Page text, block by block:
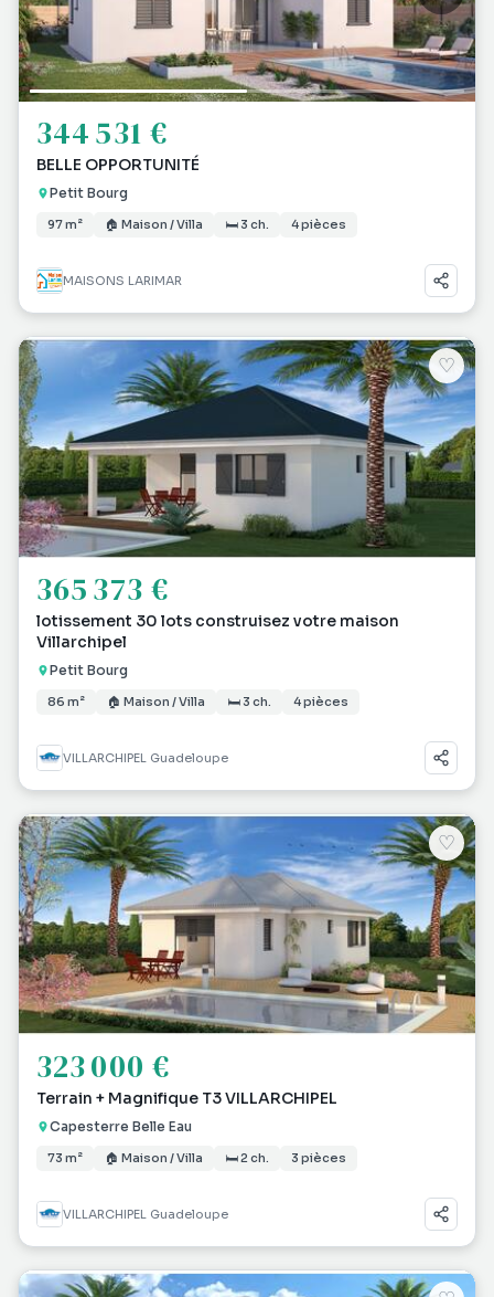
344 531 €
BELLE OPPORTUNITÉ
Petit Bourg
97 m² 🏠 Maison / Villa 🛏 3 ch. 4 pièces
MAISONS LARIMAR
♡
365 373 €
lotissement 30 lots construisez votre maison
Villarchipel
Petit Bourg
86 m² 🏠 Maison / Villa 🛏 3 ch. 4 pièces
VILLARCHIPEL Guadeloupe
♡
323 000 €
Terrain + Magnifique T3 VILLARCHIPEL
Capesterre Belle Eau
73 m² 🏠 Maison / Villa 🛏 2 ch. 3 pièces
VILLARCHIPEL Guadeloupe